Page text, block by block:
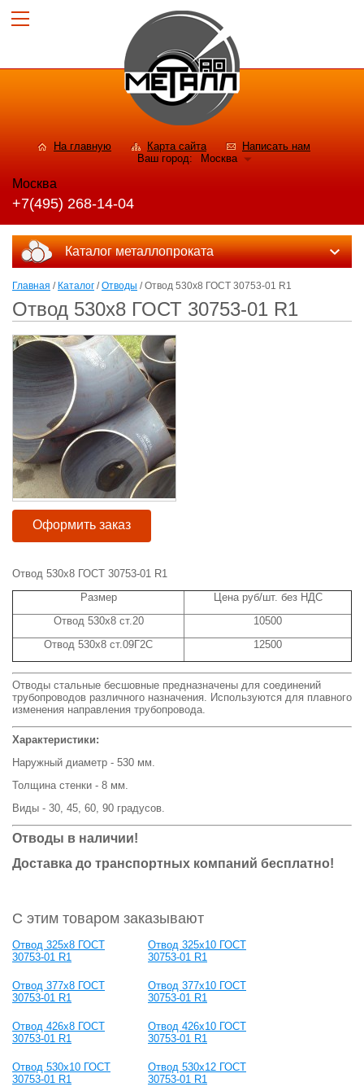
На главную Карта сайта
Написать нам
Ваш город:
Москва
Москва
+7(495) 268-14-04
Каталог металлопроката
Главная / Каталог /Отводы / Отвод 530x8 ГОСТ 30753-01 R1
Отвод 530x8 ГОСТ 30753-01 R1
Оформить заказ
Отвод 530x8 ГОСТ 30753-01 R1
Размер
Цена руб/шт. без НДС
Отвод 530x8 ст.20
10500
Отвод 530x8 ст.09Г2С
12500
Отводы стальные бесшовные предназначены для соединений
трубопроводов различного назначения. Используются для плавного
изменения направления трубопровода.
Характеристики:
Наружный диаметр - 530 мм.
Толщина стенки - 8 мм.
Виды - 30, 45, 60, 90 градусов.
Отводы в наличии!
Доставка до транспортных компаний бесплатно!
С этим товаром заказывают
Отвод 325x8 ГОСТ
30753-01 R1
Отвод 325x10 ГОСТ
30753-01 R1
Отвод 377x8 ГОСТ
30753-01 R1
Отвод 377x10 ГОСТ
30753-01 R1
Отвод 426x8 ГОСТ
30753-01 R1
Отвод 426x10 ГОСТ
30753-01 R1
Отвод 530х10 ГОСТ
30753-01 R1
Отвод 530х12 ГОСТ
30753-01 R1